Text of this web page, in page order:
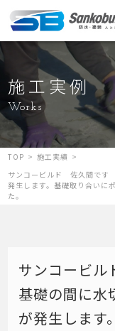
施工実例
Works
TOP > 施工実績 >
サンコービルド 佐久間です
発生します。基礎取り合いに
た。
サンコービ
基礎の間に水
が発生します